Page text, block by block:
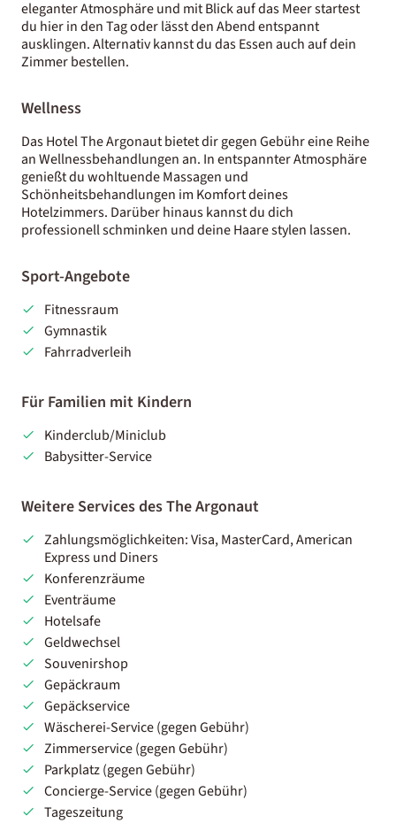
eleganter Atmosphäre und mit Blick auf das Meer startest
du hier in den Tag oder lässt den Abend entspannt
ausklingen. Alternativ kannst du das Essen auch auf dein
Zimmer bestellen.
Wellness
Das Hotel The Argonaut bietet dir gegen Gebühr eine Reihe
an Wellnessbehandlungen an. In entspannter Atmosphäre
genießt du wohltuende Massagen und
Schönheitsbehandlungen im Komfort deines
Hotelzimmers. Darüber hinaus kannst du dich
professionell schminken und deine Haare stylen lassen.
Sport-Angebote
Fitnessraum
Gymnastik
Fahrradverleih
Für Familien mit Kindern
Kinderclub/Miniclub
Babysitter-Service
Weitere Services des The Argonaut
Zahlungsmöglichkeiten: Visa, MasterCard, American
Express und Diners
Konferenzräume
Eventräume
Hotelsafe
Geldwechsel
Souvenirshop
Gepäckraum
Gepäckservice
Wäscherei-Service (gegen Gebühr)
Zimmerservice (gegen Gebühr)
Parkplatz (gegen Gebühr)
Concierge-Service (gegen Gebühr)
Tageszeitung